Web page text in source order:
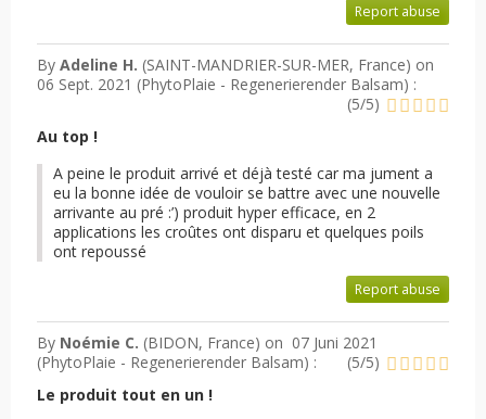
Report abuse
By Adeline H. (SAINT-MANDRIER-SUR-MER, France) on
06 Sept. 2021 (PhytoPlaie - Regenerierender Balsam) :
(5/5)
Au top !
A peine le produit arrivé et déjà testé car ma jument a
eu la bonne idée de vouloir se battre avec une nouvelle
arrivante au pré :’) produit hyper efficace, en 2
applications les croûtes ont disparu et quelques poils
ont repoussé
Report abuse
By Noémie C. (BIDON, France) on 07 Juni 2021
(PhytoPlaie - Regenerierender Balsam) : (5/5)
Le produit tout en un !